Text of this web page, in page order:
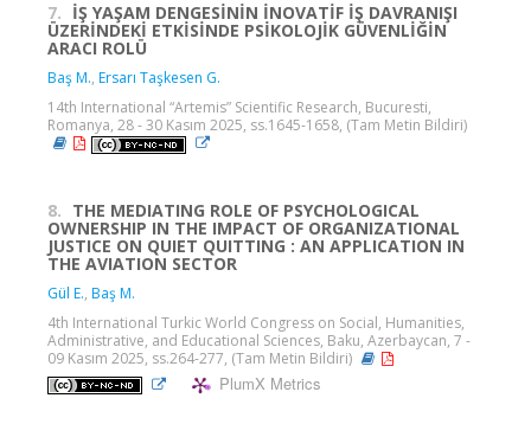
7. İŞ YAŞAM DENGESİNİN İNOVATİF İŞ DAVRANIŞI
ÜZERİNDEKİ ETKİSİNDE PSİKOLOJİK GÜVENLİĞİN
ARACI ROLÜ
Baş M., Ersarı Taşkesen G.
14th International “Artemis” Scientific Research, Bucuresti,
Romanya, 28 - 30 Kasım 2025, ss.1645-1658, (Tam Metin Bildiri)
8. THE MEDIATING ROLE OF PSYCHOLOGICAL
OWNERSHIP IN THE IMPACT OF ORGANIZATIONAL
JUSTICE ON QUIET QUITTING : AN APPLICATION IN
THE AVIATION SECTOR
Gül E., Baş M.
4th International Turkic World Congress on Social, Humanities,
Administrative, and Educational Sciences, Baku, Azerbaycan, 7 -
09 Kasım 2025, ss.264-277, (Tam Metin Bildiri)
PlumX Metrics